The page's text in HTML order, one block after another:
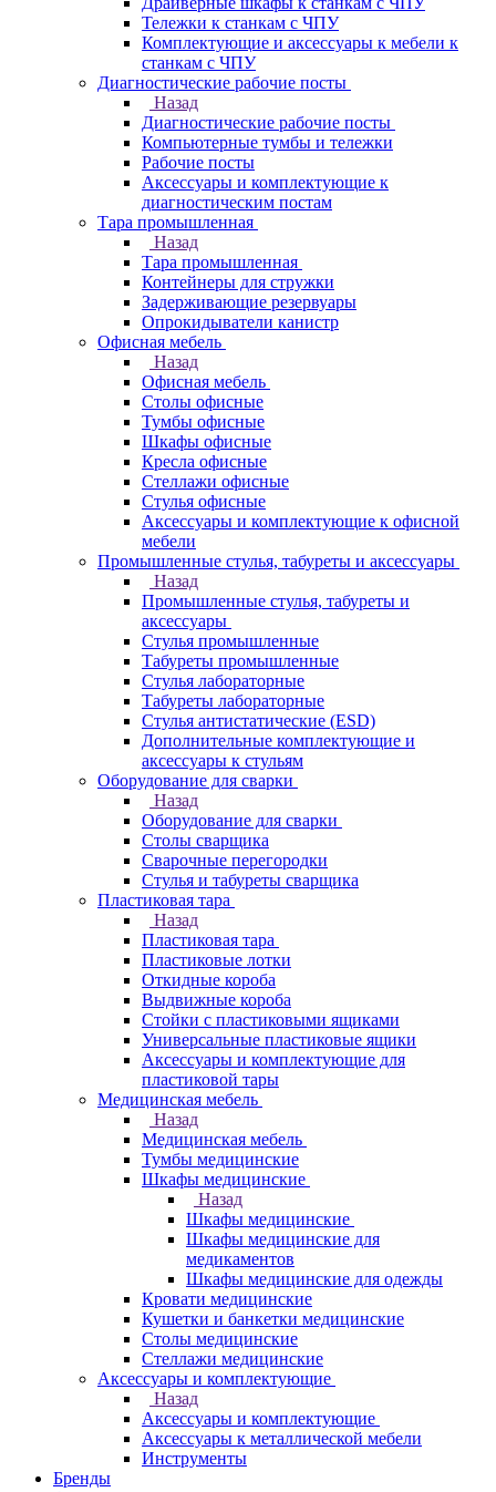
Тележки к станкам с ЧПУ
Комплектующие и аксессуары к мебели к
станкам с ЧПУ
Диагностические рабочие посты
Назад
Диагностические рабочие посты
Компьютерные тумбы и тележки
Рабочие посты
Аксессуары и комплектующие к
диагностическим постам
Тара промышленная
Назад
Тара промышленная
Контейнеры для стружки
Задерживающие резервуары
Опрокидыватели канистр
Офисная мебель
Назад
Офисная мебель
Столы офисные
Тумбы офисные
Шкафы офисные
Кресла офисные
Стеллажи офисные
Стулья офисные
Аксессуары и комплектующие к офисной
мебели
Промышленные стулья, табуреты и аксессуары
Назад
Промышленные стулья, табуреты и
аксессуары
Стулья промышленные
Табуреты промышленные
Стулья лабораторные
Табуреты лабораторные
Стулья антистатические (ESD)
Дополнительные комплектующие и
аксессуары к стульям
Оборудование для сварки
Назад
Оборудование для сварки
Столы сварщика
Сварочные перегородки
Стулья и табуреты сварщика
Пластиковая тара
Назад
Пластиковая тара
Пластиковые лотки
Откидные короба
Выдвижные короба
Стойки с пластиковыми ящиками
Универсальные пластиковые ящики
Аксессуары и комплектующие для
пластиковой тары
Медицинская мебель
Назад
Медицинская мебель
Тумбы медицинские
Шкафы медицинские
Назад
Шкафы медицинские
Шкафы медицинские для
медикаментов
Шкафы медицинские для одежды
Кровати медицинские
Кушетки и банкетки медицинские
Столы медицинские
Стеллажи медицинские
Аксессуары и комплектующие
Назад
Аксессуары и комплектующие
Аксессуары к металлической мебели
Инструменты
Бренды